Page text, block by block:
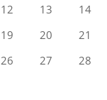
12 13 14
19 20 21
26 27 28